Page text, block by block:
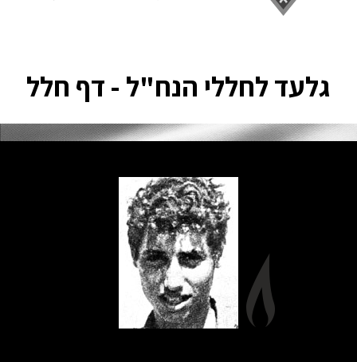
גלעד לחללי הנח"ל - דף חלל